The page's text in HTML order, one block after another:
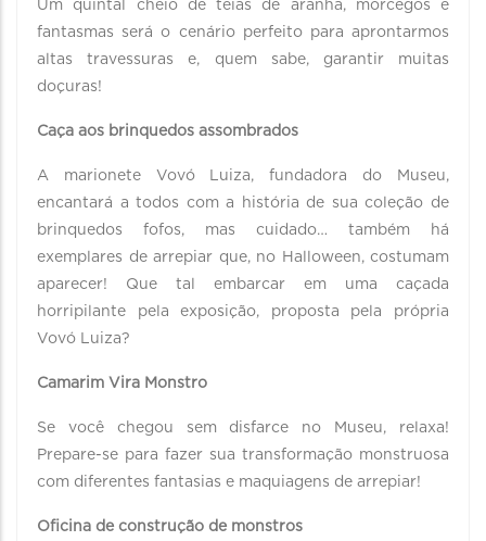
Um quintal cheio de teias de aranha, morcegos e
fantasmas será o cenário perfeito para aprontarmos
altas travessuras e, quem sabe, garantir muitas
doçuras!
Caça aos brinquedos assombrados
A marionete Vovó Luiza, fundadora do Museu,
encantará a todos com a história de sua coleção de
brinquedos fofos, mas cuidado… também há
exemplares de arrepiar que, no Halloween, costumam
aparecer! Que tal embarcar em uma caçada
horripilante pela exposição, proposta pela própria
Vovó Luiza?
Camarim Vira Monstro
Se você chegou sem disfarce no Museu, relaxa!
Prepare-se para fazer sua transformação monstruosa
com diferentes fantasias e maquiagens de arrepiar!
Oficina de construção de monstros